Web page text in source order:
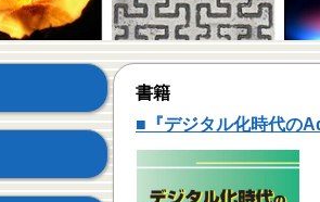
書籍
■ 『デジタル化時代